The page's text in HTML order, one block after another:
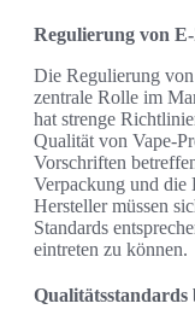
Regulierung von
Die Regulierung
zentrale Rolle im
hat strenge
Qualität von Vape-
Vorschriften
Verpackung und
Hersteller müssen
Standards
eintreten zu können.
Qualitätsstandards